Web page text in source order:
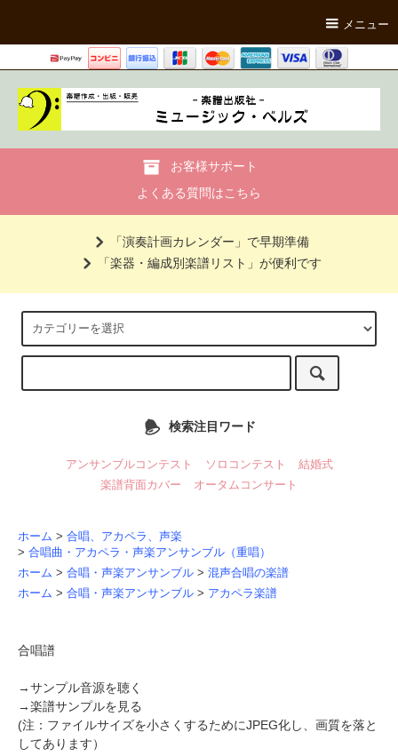
メニュー
お客様サポート
よくある質問はこちら
「演奏計画カレンダー」で早期準備
「楽器・編成別楽譜リスト」が便利です
検索注目ワード
アンサンブルコンテスト ソロコンテスト
結婚式
楽譜背面カバー
オータムコンサート
ホーム > 合唱、アカペラ、声楽
> 合唱曲・アカペラ・声楽アンサンブル（重唱）
ホーム > 合唱・声楽アンサンブル > 混声合唱の楽譜
ホーム > 合唱・声楽アンサンブル > アカペラ楽譜
合唱譜
→サンプル音源を聴く
→楽譜サンプルを見る
(注：ファイルサイズを小さくするためにJPEG化し、画質を落と
してあります）